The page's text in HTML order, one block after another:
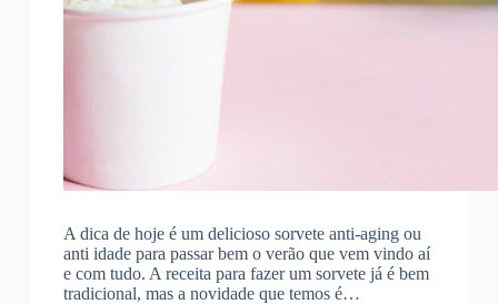
A dica de hoje é um delicioso sorvete anti-aging ou
anti idade para passar bem o verão que vem vindo aí
e com tudo. A receita para fazer um sorvete já é bem
tradicional, mas a novidade que temos é…